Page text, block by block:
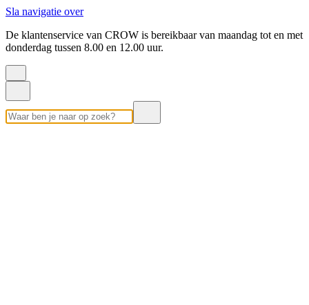
Sla navigatie over
De klantenservice van CROW is bereikbaar van maandag tot en met
donderdag tussen 8.00 en 12.00 uur.